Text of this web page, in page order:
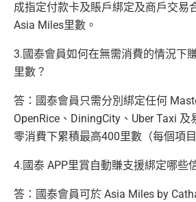
成指定付款卡及賬戶綁定及商戶交易
Asia Miles里數。
3.國泰會員如何在無需消費的情況下
里數？
答：國泰會員只需分別綁定任何
OpenRice、DiningCity、Uber Taxi
零消費下累積最高400里數（每個項
4.國泰 APP里賞自動賺支援綁定哪些
答：國泰會員可於 Asia Miles by